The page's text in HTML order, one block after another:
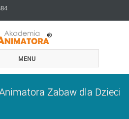
MENU
Zabaw dla Dzieci